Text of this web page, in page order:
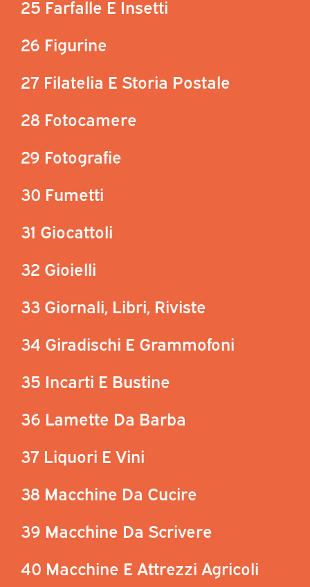
25 Farfalle E Insetti
26 Figurine
27 Filatelia E Storia Postale
28 Fotocamere
29 Fotografie
30 Fumetti
31 Giocattoli
32 Gioielli
33 Giornali, Libri, Riviste
34 Giradischi E Grammofoni
35 Incarti E Bustine
36 Lamette Da Barba
37 Liquori E Vini
38 Macchine Da Cucire
39 Macchine Da Scrivere
40 Macchine E Attrezzi Agricoli